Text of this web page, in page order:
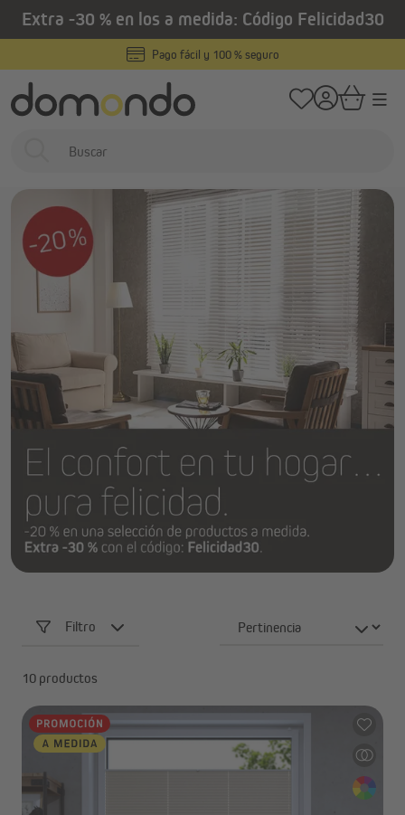
principal
Extra -30 % en los a medida: Código Felicidad30
Pago fácil y 100 % seguro
Home Promociones / El confort en tu hogar… pura felicidad
El confort en tu hogar…
pura felicidad
Filtro
10 productos